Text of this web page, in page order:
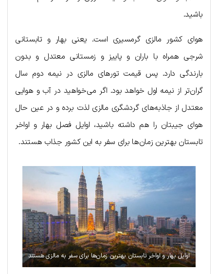
باشید.
هوای کشور مالزی گرمسیری است. یعنی بهار و تابستانی
شرجی همراه با باران و پاییز و زمستانی معتدل و بدون
بارندگی دارد. پس قیمت تورهای مالزی در نیمه دوم سال
گران‌تر از نیمه اول خواهد بود. اگر می‌خواهید در آب و هوایی
معتدل از جاذبه‌های گردشگری مالزی لذت برده و در عین حال
هوای جیبتان را هم داشته باشید، اوایل فصل بهار و اواخر
تابستان بهترین زمان‌ها برای سفر به این کشور جذاب هستند.
اوایل بهار و اواخر تابستان بهترین زمان‌ها برای سفر به مالزی هستند